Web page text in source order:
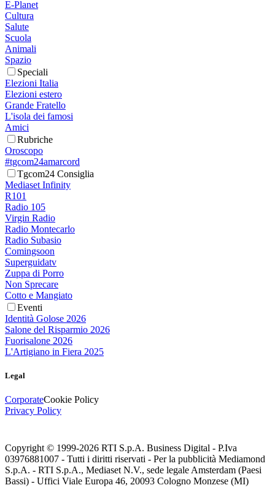
E-Planet
Cultura
Salute
Scuola
Animali
Spazio
Speciali
Elezioni Italia
Elezioni estero
Grande Fratello
L'isola dei famosi
Amici
Rubriche
Oroscopo
#tgcom24amarcord
Tgcom24 Consiglia
Mediaset Infinity
R101
Radio 105
Virgin Radio
Radio Montecarlo
Radio Subasio
Comingsoon
Superguidatv
Zuppa di Porro
Non Sprecare
Cotto e Mangiato
Eventi
Identità Golose 2026
Salone del Risparmio 2026
Fuorisalone 2026
L'Artigiano in Fiera 2025
Legal
CorporateCookie Policy
Privacy Policy
Copyright © 1999-2026 RTI S.p.A. Business Digital - P.Iva
03976881007 - Tutti i diritti riservati - Per la pubblicità Mediamond
S.p.A. - RTI S.p.A., Mediaset N.V., sede legale Amsterdam (Paesi
Bassi) - Uffici Viale Europa 46, 20093 Cologno Monzese (MI)